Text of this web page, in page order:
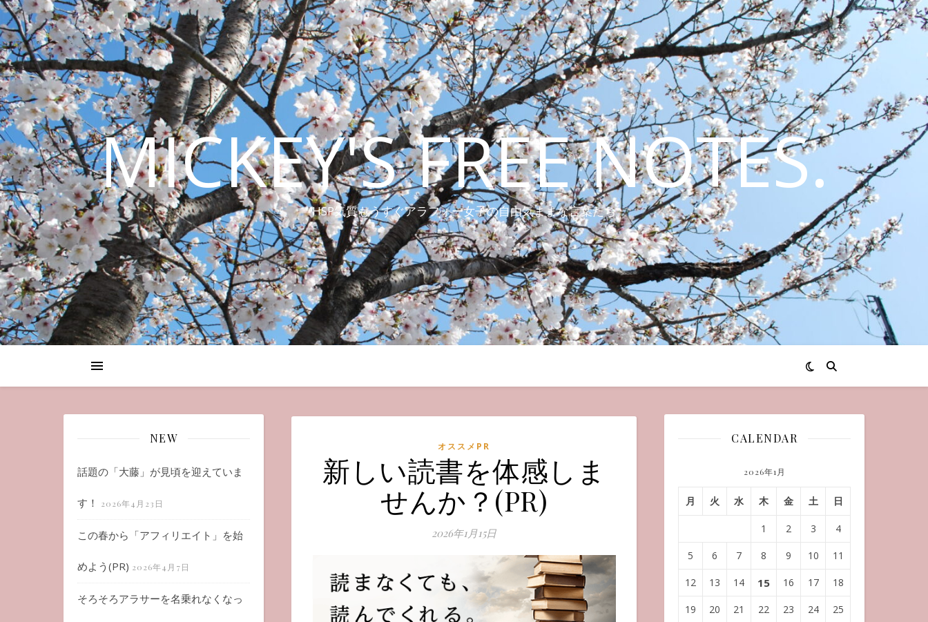
MICKEY'S FREE NOTES.
HSP気質もうすぐアラフォー女子の自由気ままな言葉たち
NEW
話題の「大藤」が見頃を迎えていま
す！ 2026年4月23日
この春から「アフィリエイト」を始
めよう(PR) 2026年4月7日
そろそろアラサーを名乗れなくなっ
オススメPR
新しい読書を体感しま
せんか？(PR)
2026年1月15日
CALENDAR
2026年1月
月 火 水 木 金 土 日
1 2 3 4
5 6 7 8 9 10 11
12 13 14 15 16 17 18
19 20 21 22 23 24 25